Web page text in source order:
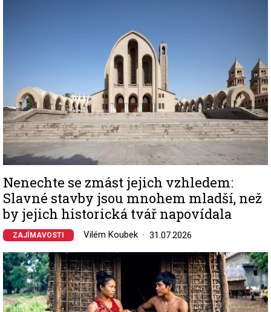
Nenechte se zmást jejich vzhledem:
Slavné stavby jsou mnohem mladší, než
by jejich historická tvář napovídala
ZAJÍMAVOSTI Vilém Koubek 31.07.2026
Image